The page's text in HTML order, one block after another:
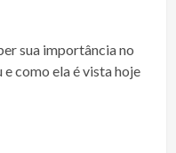
sua importância no
como ela é vista hoje